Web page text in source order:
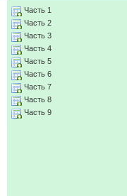
Часть 1
Часть 2
Часть 3
Часть 4
Часть 5
Часть 6
Часть 7
Часть 8
Часть 9